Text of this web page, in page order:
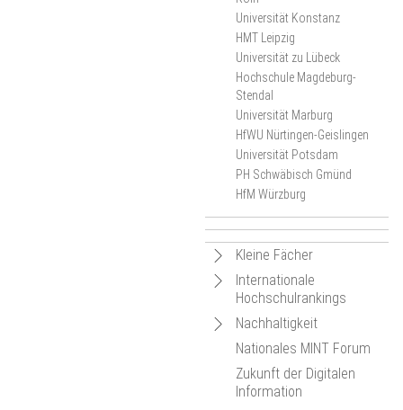
Universität Konstanz
HMT Leipzig
Universität zu Lübeck
Hochschule Magdeburg-
Stendal
Universität Marburg
HfWU Nürtingen-Geislingen
Universität Potsdam
PH Schwäbisch Gmünd
HfM Würzburg
Kleine Fächer
Navigation
öffnen
Kleine Fächer-Wochen an
deutschen Hochschulen
Navigation
Hintergrund
Karte der Projektstandorte
Kleine Fächer: Sichtbar
innovativ!
Navigation
öffnen
Geförderte Projekte
Karte der Projektstandorte
Internationale
Hochschulrankings
Navigation
öffnen
Aktuelles
Netzwerkveranstaltungen
Navigation
öffnen
Dokumentation der
Termine
Nachhaltigkeit
Navigation
öffnen
Bildung für nachhaltige
Entwicklung (BNE)
Navigation
öffnen
traNHSform
Nationales MINT Forum
Zukunft der Digitalen
Information